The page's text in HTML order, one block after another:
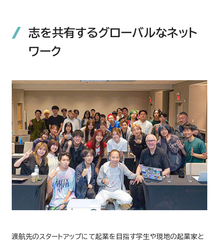
志を共有するグローバルなネット
ワーク
渡航先のスタートアップにて起業を目指す学生や現地の起業家と